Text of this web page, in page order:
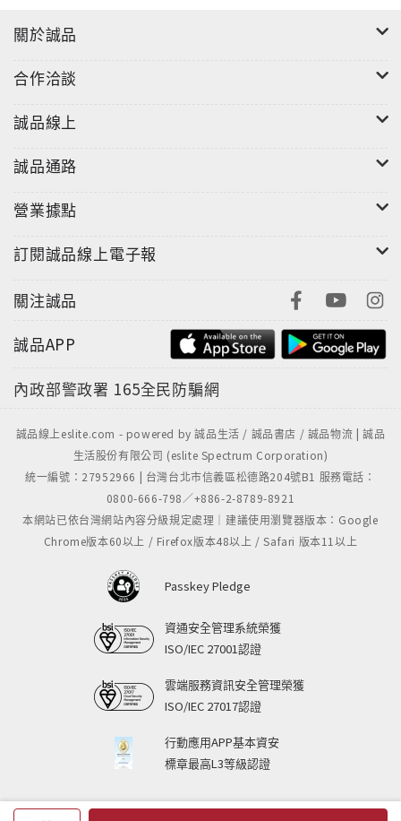
關於誠品
合作洽談
誠品線上
誠品通路
營業據點
訂閱誠品線上電子報
關注誠品
誠品APP
內政部警政署 165全民防騙網
誠品線上eslite.com - powered by 誠品生活 / 誠品書店 / 誠品物流 | 誠品
生活股份有限公司 (eslite Spectrum Corporation)
統一編號：27952966 | 台灣台北市信義區松德路204號B1 服務電話：
0800-666-798／+886-2-8789-8921
本網站已依台灣網站內容分級規定處理｜建議使用瀏覽器版本：Google
Chrome版本60以上 / Firefox版本48以上 / Safari 版本11以上
Passkey Pledge
資通安全管理系統榮獲
ISO/IEC 27001認證
雲端服務資訊安全管理榮獲
ISO/IEC 27017認證
行動應用APP基本資安
標章最高L3等級認證